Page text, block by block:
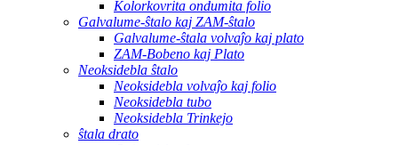
Kolorkovrita ondumita folio
Galvalume-ŝtalo kaj ZAM-ŝtalo
Galvalume-ŝtala volvaĵo kaj plato
ZAM-Bobeno kaj Plato
Neoksidebla ŝtalo
Neoksidebla volvaĵo kaj folio
Neoksidebla tubo
Neoksidebla Trinkejo
ŝtala drato